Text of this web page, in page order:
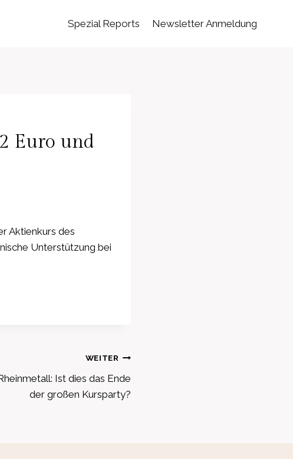
Spezial Reports Newsletter Anmeldung
Euro und
Aktienkurs des
Unterstützung bei
WEITER
Ist dies das Ende
der großen Kursparty?